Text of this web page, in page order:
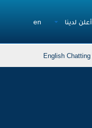
أعلن لدينا en